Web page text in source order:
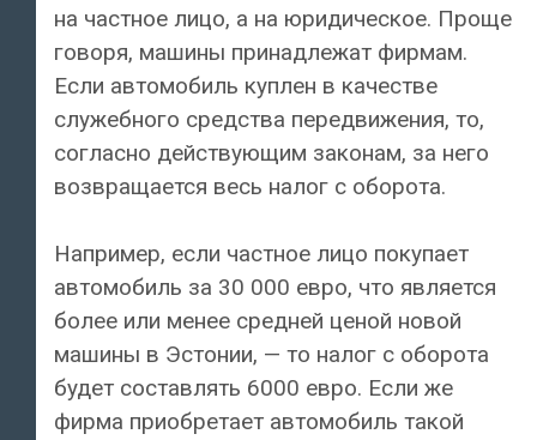
на частное лицо, а на юридическое. Проще
говоря, машины принадлежат фирмам.
Если автомобиль куплен в качестве
служебного средства передвижения, то,
согласно действующим законам, за него
возвращается весь налог с оборота.
Например, если частное лицо покупает
автомобиль за 30 000 евро, что является
более или менее средней ценой новой
машины в Эстонии, — то налог с оборота
будет составлять 6000 евро. Если же
фирма приобретает автомобиль такой